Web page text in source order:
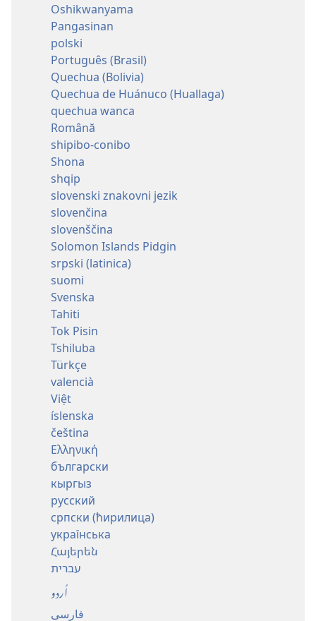
Oshikwanyama
Pangasinan
polski
Português (Brasil)
Quechua (Bolivia)
Quechua de Huánuco (Huallaga)
quechua wanca
Română
shipibo-conibo
Shona
shqip
slovenski znakovni jezik
slovenčina
slovenščina
Solomon Islands Pidgin
srpski (latinica)
suomi
Svenska
Tahiti
Tok Pisin
Tshiluba
Türkçe
valencià
Việt
íslenska
čeština
Ελληνική
български
кыргыз
русский
српски (ћирилица)
українська
Հայերեն
עברית
اُردو
فارسی